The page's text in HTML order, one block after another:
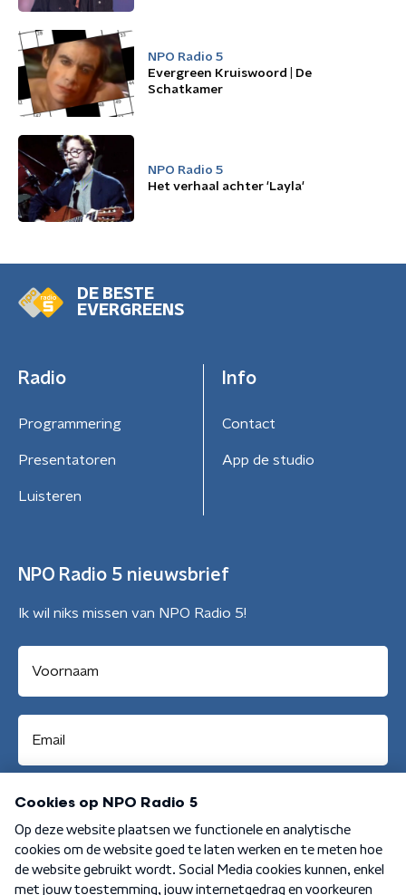
NPO Radio 5
Evergreen Kruiswoord | De
Schatkamer
NPO Radio 5
Het verhaal achter 'Layla'
DE BESTE
EVERGREENS
Radio
Programmering
Presentatoren
Luisteren
Info
Contact
App de studio
NPO Radio 5 nieuwsbrief
Ik wil niks missen van NPO Radio 5!
Aanmelden
Algemene voorwaarden